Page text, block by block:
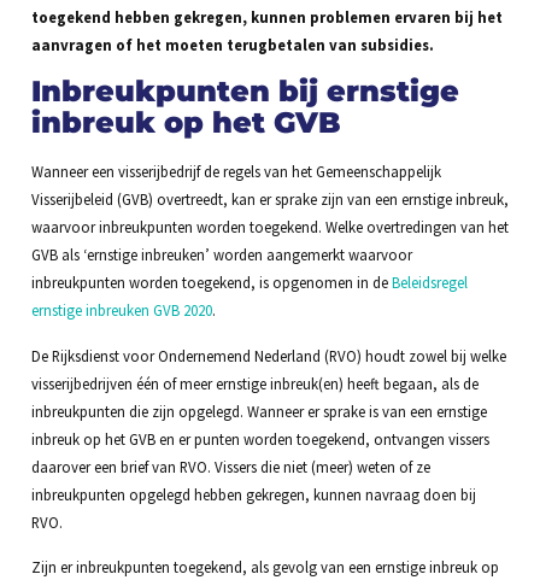
toegekend hebben gekregen, kunnen problemen ervaren bij het
aanvragen of het moeten terugbetalen van subsidies.
Inbreukpunten bij ernstige
inbreuk op het GVB
Wanneer een visserijbedrijf de regels van het Gemeenschappelijk
Visserijbeleid (GVB) overtreedt, kan er sprake zijn van een ernstige inbreuk,
waarvoor inbreukpunten worden toegekend. Welke overtredingen van het
GVB als ‘ernstige inbreuken’ worden aangemerkt waarvoor
inbreukpunten worden toegekend, is opgenomen in deBeleidsregel
ernstige inbreuken GVB 2020.
De Rijksdienst voor Ondernemend Nederland (RVO) houdt zowel bij welke
visserijbedrijven één of meer ernstige inbreuk(en) heeft begaan, als de
inbreukpunten die zijn opgelegd. Wanneer er sprake is van een ernstige
inbreuk op het GVB en er punten worden toegekend, ontvangen vissers
daarover een brief van RVO. Vissers die niet (meer) weten of ze
inbreukpunten opgelegd hebben gekregen, kunnen navraag doen bij
RVO.
Zijn er inbreukpunten toegekend, als gevolg van een ernstige inbreuk op